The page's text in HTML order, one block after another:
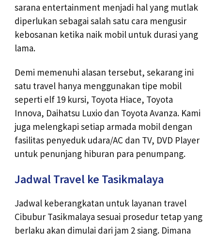
sarana entertainment menjadi hal yang mutlak
diperlukan sebagai salah satu cara mengusir
kebosanan ketika naik mobil untuk durasi yang
lama.
Demi memenuhi alasan tersebut, sekarang ini
satu travel hanya menggunakan tipe mobil
seperti elf 19 kursi, Toyota Hiace, Toyota
Innova, Daihatsu Luxio dan Toyota Avanza. Kami
juga melengkapi setiap armada mobil dengan
fasilitas penyeduk udara/AC dan TV, DVD Player
untuk penunjang hiburan para penumpang.
Jadwal Travel ke Tasikmalaya
Jadwal keberangkatan untuk layanan travel
Cibubur Tasikmalaya sesuai prosedur tetap yang
berlaku akan dimulai dari jam 2 siang. Dimana